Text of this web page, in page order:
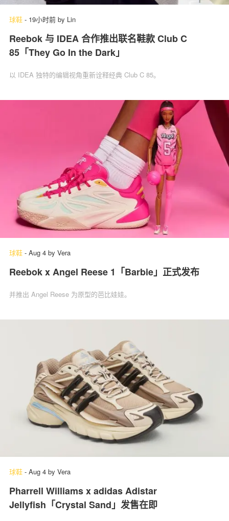
球鞋 - 19小时前 by Lin
Reebok 与 IDEA 合作推出联名鞋款 Club C
85「They Go In the Dark」
以 IDEA 独特的编辑视角重新诠释经典 Club C 85。
球鞋 - Aug 4 by Vera
Reebok x Angel Reese 1「Barbie」‌正式发布
并推出 Angel Reese 为原型的芭比娃娃。
球鞋 - Aug 4 by Vera
Pharrell Williams x adidas Adistar
Jellyfish「Crystal Sand」发售在即